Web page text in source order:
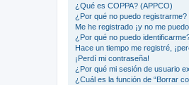
¿Qué es COPPA? (APPCO)
¿Por qué no puedo registrarme?
Me he registrado ¡y no me
¿Por qué no puedo
Hace un tiempo me registré,
¡Perdí mi contraseña!
¿Por qué mi sesión de usuario
¿Cuál es la función de “Borrar